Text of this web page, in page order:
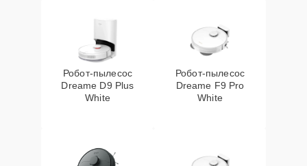
Робот-пылесос
Dreame D9 Plus
White
Робот-пылесос
Dreame F9 Pro
White